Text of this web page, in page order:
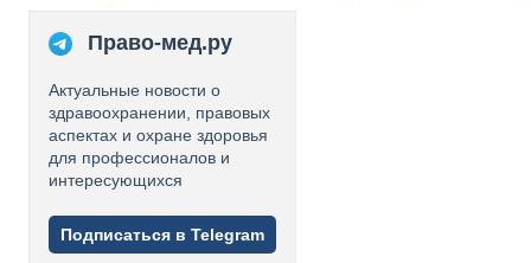
Право-мед.ру
Актуальные новости о
здравоохранении, правовых
аспектах и охране здоровья
для профессионалов и
интересующихся
Подписаться в Telegram